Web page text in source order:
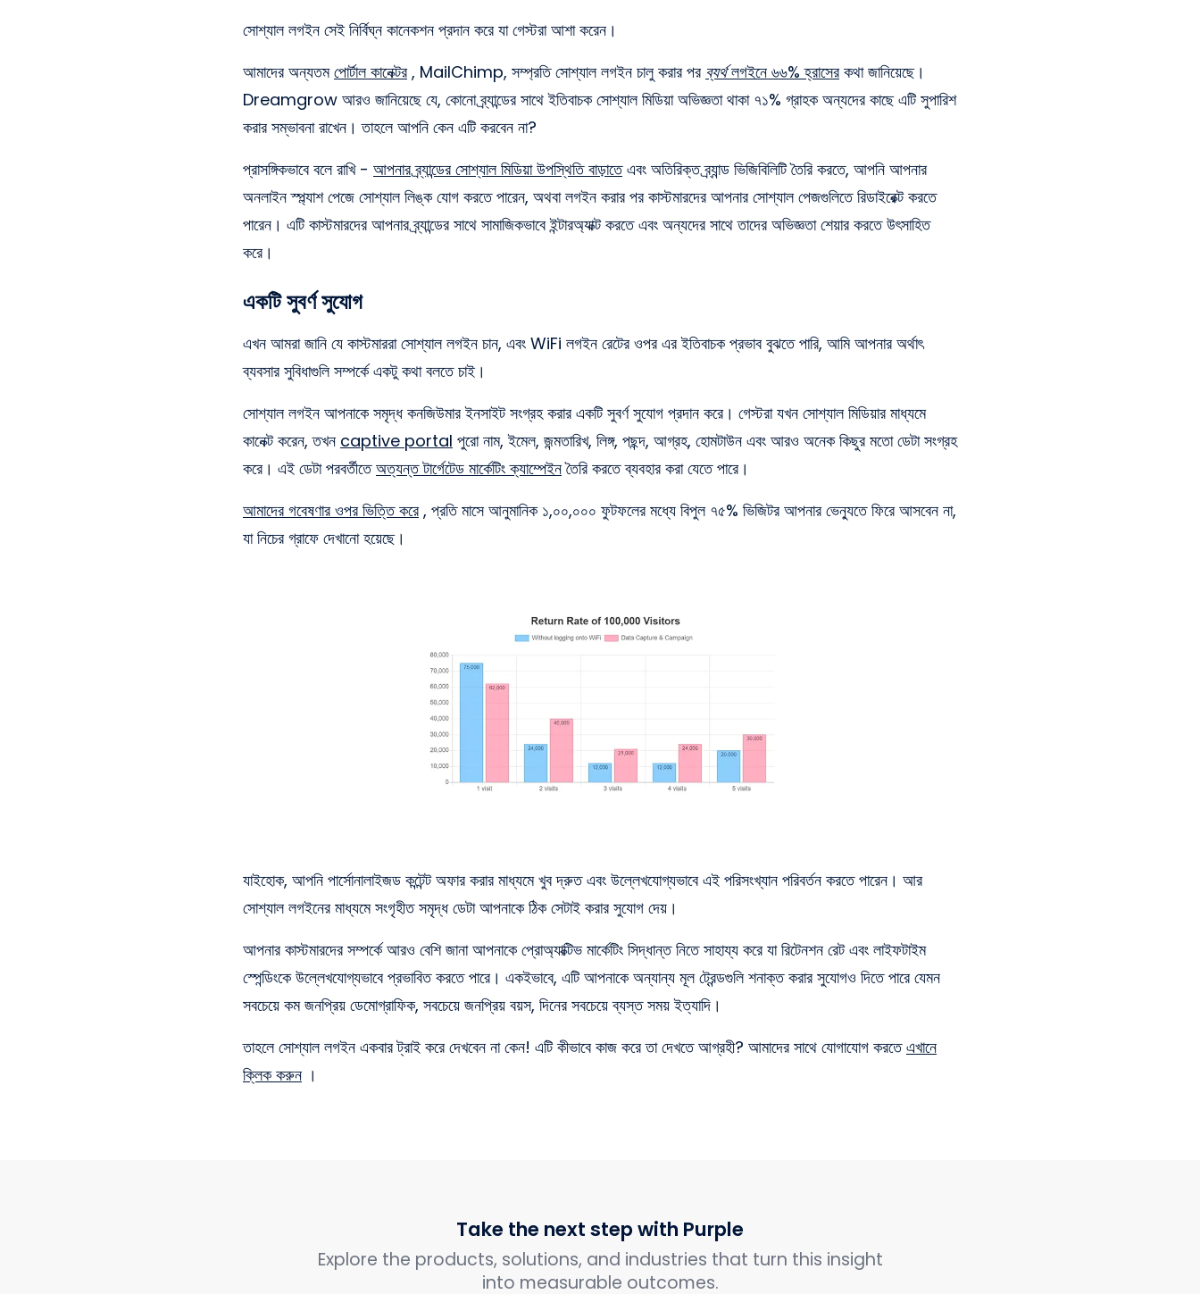
সোশ্যাল লগইন সেই নির্বিঘ্ন কানেকশন প্রদান করে যা গেস্টরা আশা করেন।
আমাদের অন্যতমপোর্টাল কানেক্টর, MailChimp, সম্প্রতি সোশ্যাল লগইন চালু করার পর ব্যর্থলগইনে ৬৬% হ্রাসেরকথা জানিয়েছে।
Dreamgrow আরও জানিয়েছে যে, কোনো ব্র্যান্ডের সাথে ইতিবাচক সোশ্যাল মিডিয়া অভিজ্ঞতা থাকা ৭১% গ্রাহক অন্যদের কাছে এটি সুপারিশ
করার সম্ভাবনা রাখেন। তাহলে আপনি কেন এটি করবেন না?
প্রাসঙ্গিকভাবে বলে রাখি - আপনার ব্র্যান্ডের সোশ্যাল মিডিয়া উপস্থিতি বাড়াতেএবং অতিরিক্ত ব্র্যান্ড ভিজিবিলিটি তৈরি করতে, আপনি আপনার
অনলাইন স্প্ল্যাশ পেজে সোশ্যাল লিঙ্ক যোগ করতে পারেন, অথবা লগইন করার পর কাস্টমারদের আপনার সোশ্যাল পেজগুলিতে রিডাইরেক্ট করতে
পারেন। এটি কাস্টমারদের আপনার ব্র্যান্ডের সাথে সামাজিকভাবে ইন্টারঅ্যাক্ট করতে এবং অন্যদের সাথে তাদের অভিজ্ঞতা শেয়ার করতে উৎসাহিত
করে।
একটি সুবর্ণ সুযোগ
এখন আমরা জানি যে কাস্টমাররা সোশ্যাল লগইন চান, এবং WiFi লগইন রেটের ওপর এর ইতিবাচক প্রভাব বুঝতে পারি, আমি আপনার অর্থাৎ
ব্যবসার সুবিধাগুলি সম্পর্কে একটু কথা বলতে চাই।
সোশ্যাল লগইন আপনাকে সমৃদ্ধ কনজিউমার ইনসাইট সংগ্রহ করার একটি সুবর্ণ সুযোগ প্রদান করে। গেস্টরা যখন সোশ্যাল মিডিয়ার মাধ্যমে
কানেক্ট করেন, তখন captive portal পুরো নাম, ইমেল, জন্মতারিখ, লিঙ্গ, পছন্দ, আগ্রহ, হোমটাউন এবং আরও অনেক কিছুর মতো ডেটা সংগ্রহ
করে। এই ডেটা পরবর্তীতেঅত্যন্ত টার্গেটেড মার্কেটিং ক্যাম্পেইনতৈরি করতে ব্যবহার করা যেতে পারে।
আমাদের গবেষণার ওপর ভিত্তি করে, প্রতি মাসে আনুমানিক ১,০০,০০০ ফুটফলের মধ্যে বিপুল ৭৫% ভিজিটর আপনার ভেন্যুতে ফিরে আসবেন না,
যা নিচের গ্রাফে দেখানো হয়েছে।
যাইহোক, আপনি পার্সোনালাইজড কন্টেন্ট অফার করার মাধ্যমে খুব দ্রুত এবং উল্লেখযোগ্যভাবে এই পরিসংখ্যান পরিবর্তন করতে পারেন। আর
সোশ্যাল লগইনের মাধ্যমে সংগৃহীত সমৃদ্ধ ডেটা আপনাকে ঠিক সেটাই করার সুযোগ দেয়।
আপনার কাস্টমারদের সম্পর্কে আরও বেশি জানা আপনাকে প্রোঅ্যাক্টিভ মার্কেটিং সিদ্ধান্ত নিতে সাহায্য করে যা রিটেনশন রেট এবং লাইফটাইম
স্পেন্ডিংকে উল্লেখযোগ্যভাবে প্রভাবিত করতে পারে। একইভাবে, এটি আপনাকে অন্যান্য মূল ট্রেন্ডগুলি শনাক্ত করার সুযোগও দিতে পারে যেমন
সবচেয়ে কম জনপ্রিয় ডেমোগ্রাফিক, সবচেয়ে জনপ্রিয় বয়স, দিনের সবচেয়ে ব্যস্ত সময় ইত্যাদি।
তাহলে সোশ্যাল লগইন একবার ট্রাই করে দেখবেন না কেন! এটি কীভাবে কাজ করে তা দেখতে আগ্রহী? আমাদের সাথে যোগাযোগ করতেএখানে
ক্লিক করুন ।
Take the next step with Purple
Explore the products, solutions, and industries that turn this insight
into measurable outcomes.